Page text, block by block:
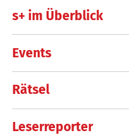
s+ im Überblick
Events
Rätsel
Leserreporter